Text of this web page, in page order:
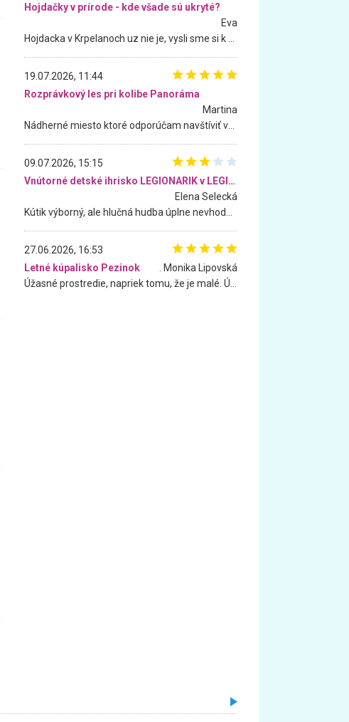
Hojdačky v prírode - kde všade sú ukryté?
Eva
19.07.2026, 11:44
Rozprávkový les pri kolibe Panoráma
Martina
09.07.2026, 15:15
Vnútorné detské ihrisko LEGIONARIK v LEGIA Fitness
Elena Selecká
27.06.2026, 16:53
Letné kúpalisko Pezinok
. Monika Lipovská